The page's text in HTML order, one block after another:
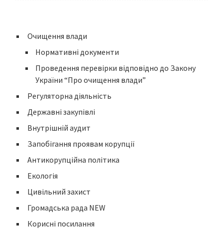
Очищення влади
Нормативні документи
Проведення перевірки відповідно до Закону
України “Про очищення влади”
Регуляторна діяльність
Державні закупівлі
Внутрішній аудит
Запобігання проявам корупції
Антикорупційна політика
Екологія
Цивільний захист
Громадська рада NEW
Корисні посилання